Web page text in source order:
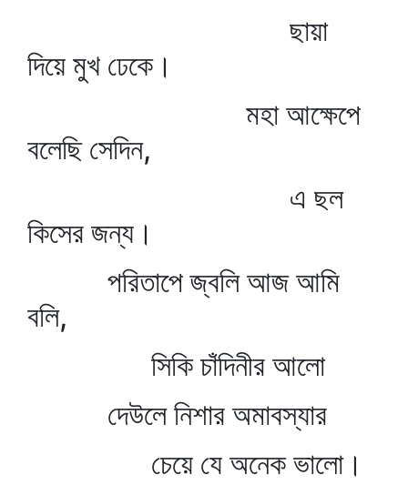
ছায়া
দিয়ে মুখ ঢেকে।
মহা আক্ষেপে
বলেছি সেদিন,
এ ছল
কিসের জন্য।
পরিতাপে জ্বলি আজ আমি
বলি,
সিকি চাঁদিনীর আলো
দেউলে নিশার অমাবস্যার
চেয়ে যে অনেক ভালো।